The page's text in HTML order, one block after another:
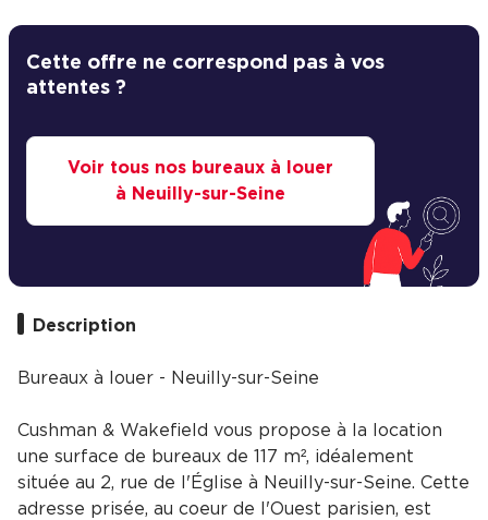
Cette offre ne correspond pas à vos
attentes ?
Voir tous nos bureaux à louer
à Neuilly-sur-Seine
Description
Bureaux à louer - Neuilly-sur-Seine
Cushman & Wakefield vous propose à la location
une surface de bureaux de 117 m², idéalement
située au 2, rue de l'Église à Neuilly-sur-Seine. Cette
adresse prisée, au coeur de l'Ouest parisien, est